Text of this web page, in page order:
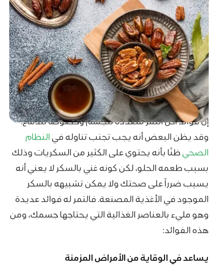
إن فوائد اكل التمر متعددة للجسم وخصوصًا للدماغ.
وقد يظن البعض أنه يجب تجنب تناوله في النظام
الصحي ظنًا بأنه يحتوي على الكثير من السكريات وذلك
بسبب طعمه الحلو، لكن كونه غني بالسكر لا يعني أنه
يسبب ضرراً على صحتك ولا يمكن تشبيهه بالسكر
الموجود في الأغذية المصنعة. فالتمر له فوائد عديدة
وهو مليء بالعناصر الغذائية التي يحتاجها جسمك، ومن
هذه الفوائد:
يساعد في الوقاية من الأمراض المزمنة